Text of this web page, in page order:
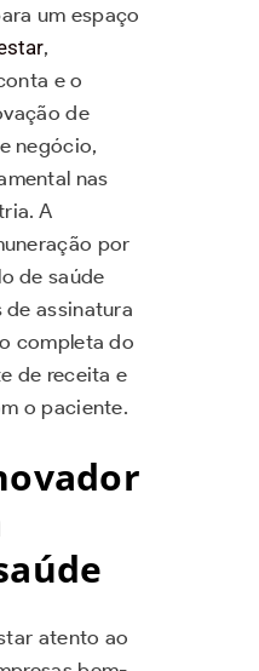
um espaço
,
e o
de
negócio,
nas
A
por
de saúde
de assinatura
completa do
de receita e
o paciente.
atento ao